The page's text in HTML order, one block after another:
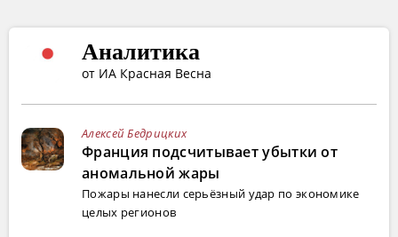
Аналитика
от ИА Красная Весна
Алексей Бедрицких
Франция подсчитывает убытки от
аномальной жары
Пожары нанесли серьёзный удар по экономике
целых регионов